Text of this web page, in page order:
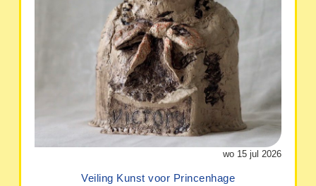
wo 15 jul 2026
Veiling Kunst voor Princenhage